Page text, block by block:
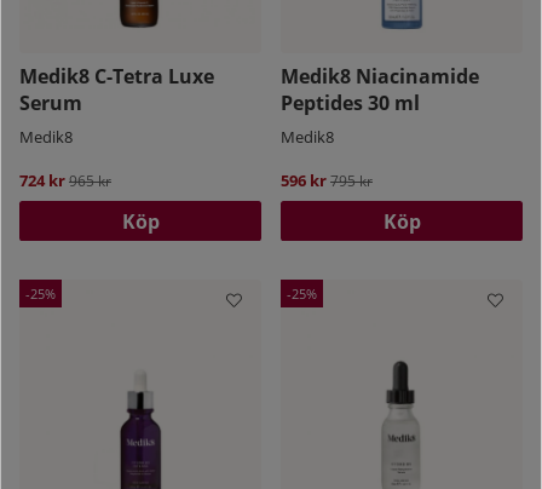
Medik8 C-Tetra Luxe
Serum
Medik8
724 krOrdinarie pris:
965 kr
Köp
Medik8 Niacinamide
Peptides 30 ml
Medik8
596 krOrdinarie pris:
795 kr
Köp
25 25